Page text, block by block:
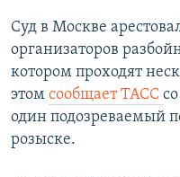
Суд в Москве
организаторов
котором проходят
этом сообщает ТАСС
один подозреваемый
розыске.